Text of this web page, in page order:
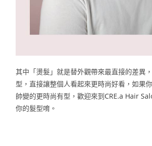
其中「燙髮」就是替外觀帶來最直接的差異
型， 直接讓整個人看起來更時尚好看，如果
帥變的更時尚有型，歡迎來到CRE.a Hair
你的髮型唷。